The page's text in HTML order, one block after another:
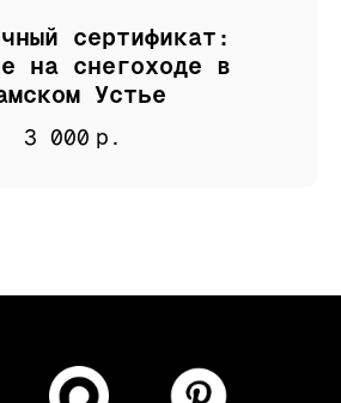
сертификат:
на снегоходе в
Устье
3 000 р.